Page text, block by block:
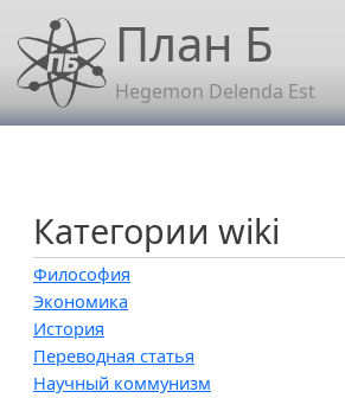
Перейти к основному содержанию
План Б
Hegemon Delenda Est
Категории wiki
Философия
Экономика
История
Переводная статья
Научный коммунизм